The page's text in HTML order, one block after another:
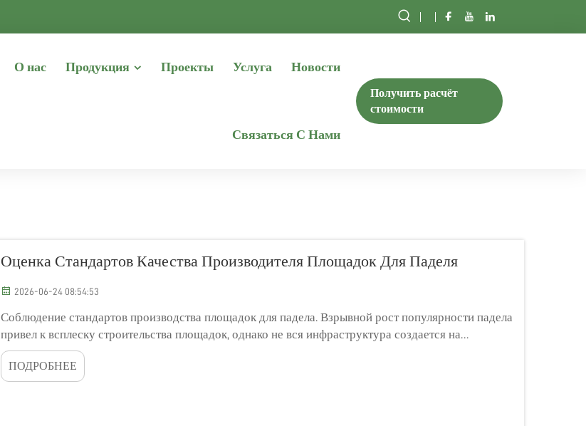
О нас Продукция Проекты Услуга Новости
Связаться С Нами
Получить расчёт
стоимости
Оценка Стандартов Качества Производителя Площадок Для Паделя
2026-06-24 08:54:53
Соблюдение стандартов производства площадок для падела. Взрывной рост популярности падела
привел к всплеску строительства площадок, однако не вся инфраструктура создается на
одинаково высоком уровне. Для владельцев клубов, инвесторов и застройщиков спортивных
объектов выбор правильного производителя...
ПОДРОБНЕЕ